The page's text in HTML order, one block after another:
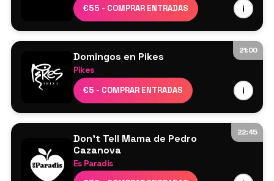
€55 - COMPRAR ENTRADAS i
Cartel por confirmar
21:00
Domingos en Pikes
Pikes
€5 - COMPRAR ENTRADAS i
Cartel por confirmar
22:45
Don't Tell Mama de Pedro
Cazanova
Es Paradis
Cartel por confirmar